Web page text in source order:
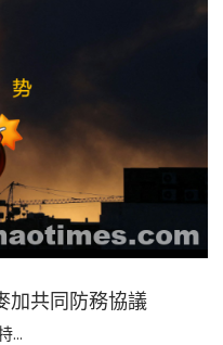
加共同防務協議
...